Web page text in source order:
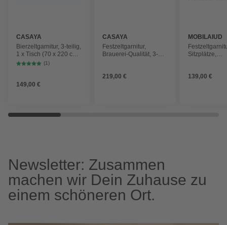
CASAYA
Bierzeltgarnitur, 3-teilig,
1 x Tisch (70 x 220 cm)
+ 2 x Bänke, , klappbar,
(1)
149,00 €
CASAYA
Festzeltgarnitur,
Brauerei-Qualität, 3-
Fichtenholz
219,00 €
MOBILAIUD
Sitzplätze,
139,00 €
Newsletter: Zusammen
machen wir Dein Zuhause zu
einem schöneren Ort.